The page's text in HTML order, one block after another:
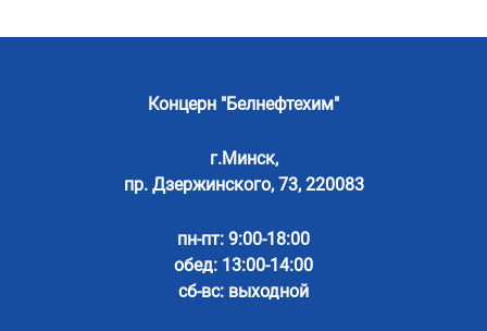
Концерн "Белнефтехим"
г.Минск,
пр. Дзержинского, 73, 220083
пн-пт: 9:00-18:00
обед: 13:00-14:00
сб-вс: выходной